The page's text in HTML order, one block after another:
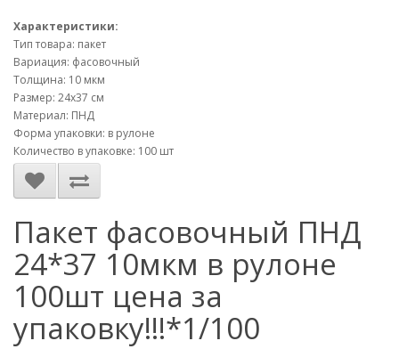
Характеристики:
Тип товара: пакет
Вариация: фасовочный
Толщина: 10 мкм
Размер: 24х37 см
Материал: ПНД
Форма упаковки: в рулоне
Количество в упаковке: 100 шт
Пакет фасовочный ПНД
24*37 10мкм в рулоне
100шт цена за
упаковку!!!*1/100